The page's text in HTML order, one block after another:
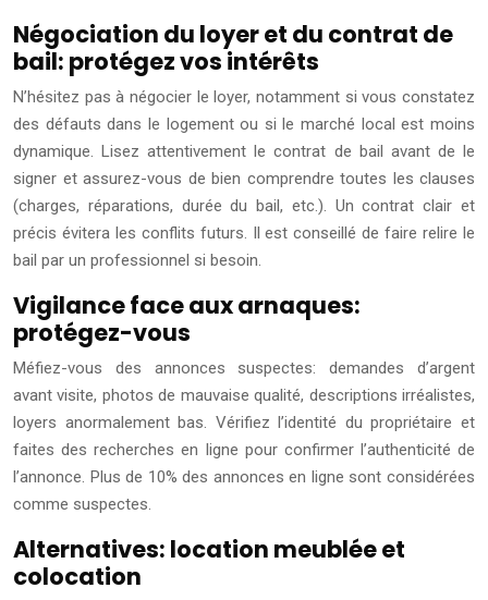
Négociation du loyer et du contrat de
bail: protégez vos intérêts
N’hésitez pas à négocier le loyer, notamment si vous constatez
des défauts dans le logement ou si le marché local est moins
dynamique. Lisez attentivement le contrat de bail avant de le
signer et assurez-vous de bien comprendre toutes les clauses
(charges, réparations, durée du bail, etc.). Un contrat clair et
précis évitera les conflits futurs. Il est conseillé de faire relire le
bail par un professionnel si besoin.
Vigilance face aux arnaques:
protégez-vous
Méfiez-vous des annonces suspectes: demandes d’argent
avant visite, photos de mauvaise qualité, descriptions irréalistes,
loyers anormalement bas. Vérifiez l’identité du propriétaire et
faites des recherches en ligne pour confirmer l’authenticité de
l’annonce. Plus de 10% des annonces en ligne sont considérées
comme suspectes.
Alternatives: location meublée et
colocation